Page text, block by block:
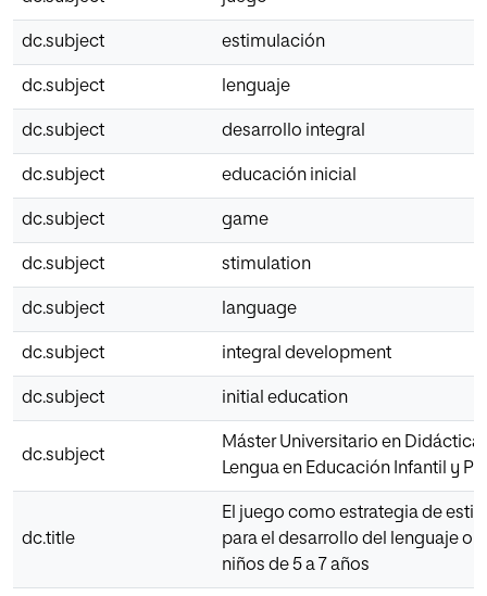
dc.subject estimulación
dc.subject lenguaje
dc.subject desarrollo integral
dc.subject educación inicial
dc.subject game
dc.subject stimulation
dc.subject language
dc.subject integral development
dc.subject initial education
dc.subject
Máster Universitario en Didáctica
Lengua en Educación Infantil y
dc.title
El juego como estrategia de
para el desarrollo del lenguaje
niños de 5 a 7 años